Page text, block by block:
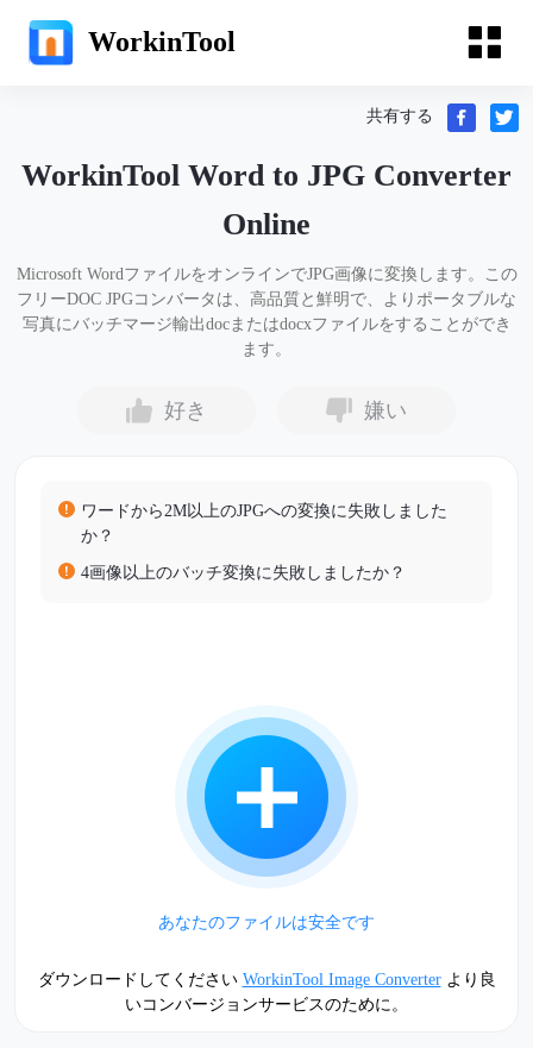
WorkinTool
共有する
WorkinTool Word to JPG Converter
Online
Microsoft WordファイルをオンラインでJPG画像に変換します。この
フリーDOC JPGコンバータは、高品質と鮮明で、よりポータブルな
写真にバッチマージ輸出docまたはdocxファイルをすることができ
ます。
好き 嫌い
ワードから2M以上のJPGへの変換に失敗しました
か？
4画像以上のバッチ変換に失敗しましたか？
あなたのファイルは安全です
ダウンロードしてください WorkinTool Image Converter より良
いコンバージョンサービスのために。